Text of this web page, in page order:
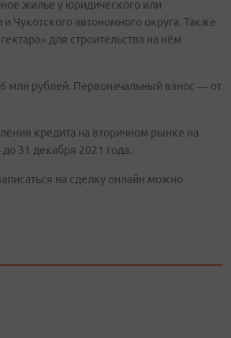
жилье у юридического или
Чукотского автономного округа. Также
для строительства на нём
млн рублей. Первоначальный взнос — от
кредита на вторичном рынке на
31 декабря 2021 года.
на сделку онлайн можно